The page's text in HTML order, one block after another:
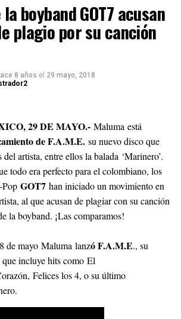
boyband GOT7 acusan
plagio por su canción
8 años el 29 mayo, 2018
29 DE MAYO.- Maluma está
de F.A.M.E.su nuevo disco que
artista, entre ellos la balada ‘Marinero’.
todo era perfecto para el colombiano, los
GOT7han iniciado un movimiento en
al que acusan de plagiar con su canción
la boyband. ¡Las comparamos!
de mayo Maluma lanzó F.A.M.E., su
incluye hits como El
Felices los 4, o su último